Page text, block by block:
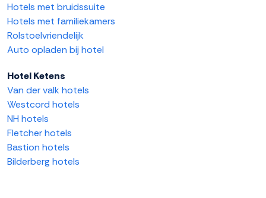
Hotels met bruidssuite
Hotels met familiekamers
Rolstoelvriendelijk
Auto opladen bij hotel
Hotel Ketens
Van der valk hotels
Westcord hotels
NH hotels
Fletcher hotels
Bastion hotels
Bilderberg hotels